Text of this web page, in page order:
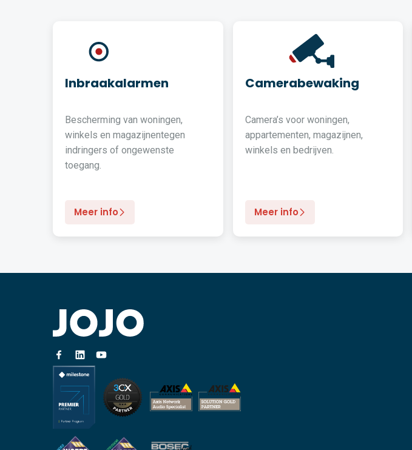
Inbraakalarmen
Bescherming van woningen,
winkels en magazijnentegen
indringers of ongewenste
toegang.
Meer info
Camerabewaking
Camera’s voor woningen,
appartementen, magazijnen,
winkels en bedrijven.
Meer info